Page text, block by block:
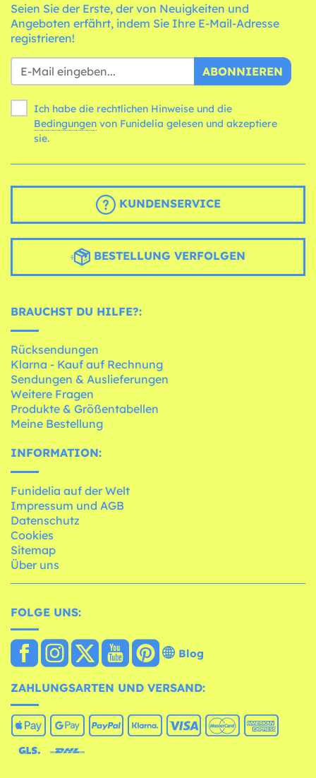
Seien Sie der Erste, der von Neuigkeiten und
Angeboten erfährt, indem Sie Ihre E-Mail-Adresse
registrieren!
ABONNIEREN
Ich habe die rechtlichen Hinweise und die
Bedingungen
sie.
KUNDENSERVICE
BESTELLUNG VERFOLGEN
BRAUCHST DU HILFE?:
Rücksendungen
Klarna - Kauf auf Rechnung
Sendungen & Auslieferungen
Weitere Fragen
Produkte & Größentabellen
Meine Bestellung
INFORMATION:
Funidelia auf der Welt
Impressum und AGB
Datenschutz
Cookies
Sitemap
Über uns
FOLGE UNS:
Blog
ZAHLUNGSARTEN UND VERSAND: